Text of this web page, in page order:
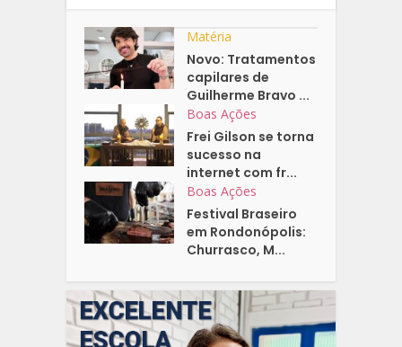
Matéria
Novo: Tratamentos
capilares de
Guilherme Bravo ...
Boas Ações
Frei Gilson se torna
sucesso na
internet com fr...
Boas Ações
Festival Braseiro
em Rondonópolis:
Churrasco, M...